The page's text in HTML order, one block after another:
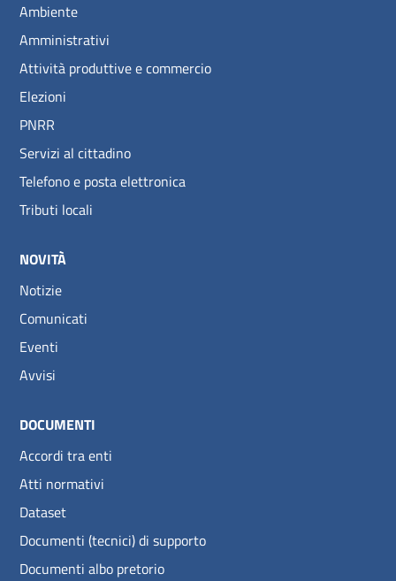
Ambiente
Amministrativi
Attività produttive e commercio
Elezioni
PNRR
Servizi al cittadino
Telefono e posta elettronica
Tributi locali
NOVITÀ
Notizie
Comunicati
Eventi
Avvisi
DOCUMENTI
Accordi tra enti
Atti normativi
Dataset
Documenti (tecnici) di supporto
Documenti albo pretorio